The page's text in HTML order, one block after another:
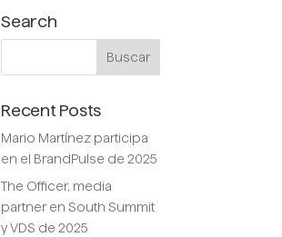
Search
Recent Posts
Mario Martínez participa
en el BrandPulse de 2025
The Officer, media
partner en South Summit
y VDS de 2025